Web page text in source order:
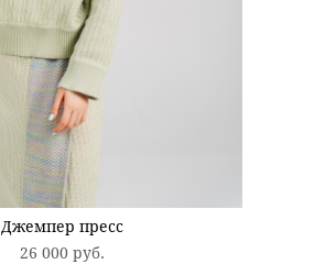
Джемпер пресс
26 000 pуб.